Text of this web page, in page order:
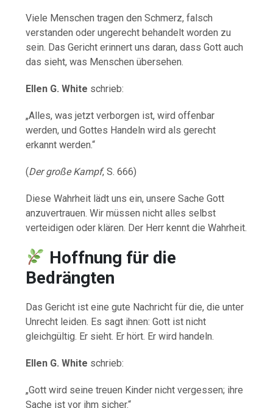
Viele Menschen tragen den Schmerz, falsch
verstanden oder ungerecht behandelt worden zu
sein. Das Gericht erinnert uns daran, dass Gott auch
das sieht, was Menschen übersehen.
Ellen G. White schrieb:
„Alles, was jetzt verborgen ist, wird offenbar
werden, und Gottes Handeln wird als gerecht
erkannt werden.“
(Der große Kampf, S. 666)
Diese Wahrheit lädt uns ein, unsere Sache Gott
anzuvertrauen. Wir müssen nicht alles selbst
verteidigen oder klären. Der Herr kennt die Wahrheit.
Hoffnung für die
Bedrängten
Das Gericht ist eine gute Nachricht für die, die unter
Unrecht leiden. Es sagt ihnen: Gott ist nicht
gleichgültig. Er sieht. Er hört. Er wird handeln.
Ellen G. White schrieb:
„Gott wird seine treuen Kinder nicht vergessen; ihre
Sache ist vor ihm sicher.“